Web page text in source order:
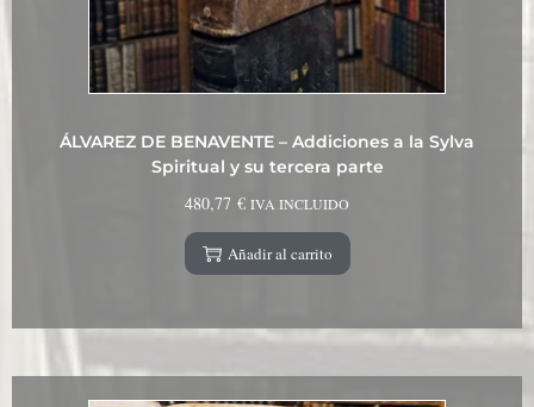
ÁLVAREZ DE BENAVENTE – Addiciones a la Sylva
Spiritual y su tercera parte
480,77 € IVA INCLUIDO
Añadir al carrito